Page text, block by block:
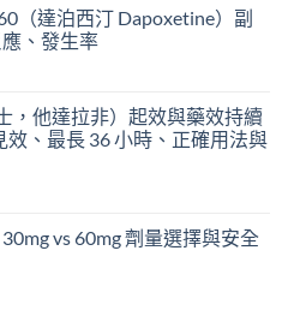
（達泊西汀 Dapoxetine）副
、發生率
，他達拉非）起效與藥效持續
效、最長 36 小時、正確用法與
vs 60mg 劑量選擇與安全